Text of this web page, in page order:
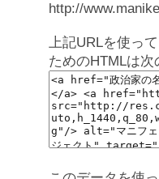
http://
上記URLを使っ
ためのHTMLは次